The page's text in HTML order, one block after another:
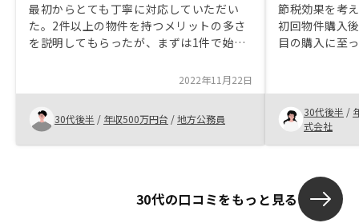
最初からとても丁寧に対応していただい
た。2件以上の物件を持つメリットの多さ
を説明してもらったが、まずは1件で始め
こともなく、自分に寄り添った対応をして
もらえたと感じている。
2022年11月22日
30代後半 / 年収500万円台 /地方公務員
節税効果を考
初回物件購入
目の購入に至
丁寧だった。
30代後半 /
式会社
30代の口コミをもっと見る